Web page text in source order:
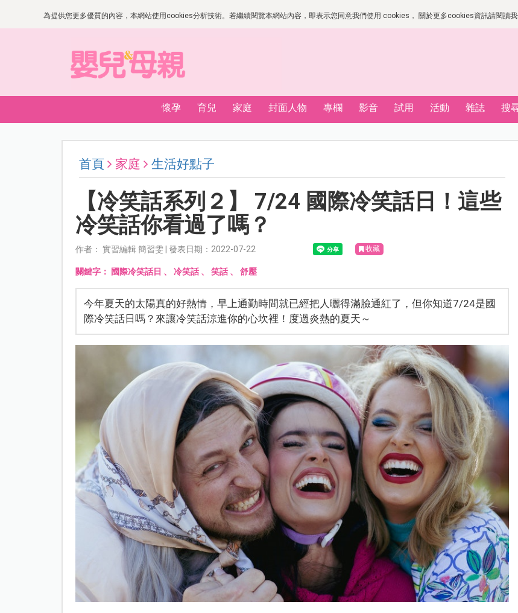
為提供您更多優質的內容，本網站使用cookies分析技術。若繼續閱覽本網站內容，即表示您同意我們使用 cookies， 關於更多cookies資訊請閱讀
懷孕 育兒 家庭 封面人物 專欄 影音 試用 活動 雜誌 搜
首頁 家庭 生活好點子
【冷笑話系列２】 7/24 國際冷笑話日！這些
冷笑話你看過了嗎？
作者： 實習編輯 簡習雯 | 發表日期：2022-07-22 收藏
關鍵字： 國際冷笑話日 、 冷笑話、 笑話、 舒壓
今年夏天的太陽真的好熱情，早上通勤時間就已經把人曬得滿臉通紅了，但你知道7/24是國
際冷笑話日嗎？來讓冷笑話涼進你的心坎裡！度過炎熱的夏天～